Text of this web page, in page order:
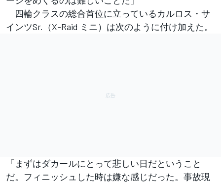
四輪クラスの総合首位に立っているカルロス・サ
インツSr.（X-Raid ミニ）は次のように付け加えた。
「まずはダカールにとって悲しい日だということ
だ。フィニッシュした時は嫌な感じだった。事故現